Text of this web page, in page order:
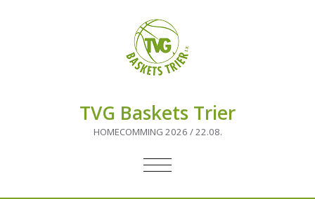
TVG Baskets Trier
HOMECOMMING 2026 / 22.08.
NAVIGATION